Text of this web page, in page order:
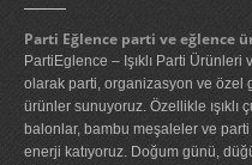
Parti Eğlence parti ve eğlence
PartiEglence – Işıklı Parti
olarak parti, organizasyon ve özel
ürünler sunuyoruz. Özellikle ışıklı
balonlar, bambu meşaleler ve
enerji katıyoruz. Doğum günü,